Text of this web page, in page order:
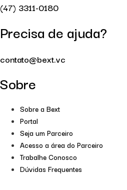
(47) 3311-0180
Precisa de ajuda?
contato@bext.vc
Sobre
Sobre a Bext
Portal
Seja um Parceiro
Acesso a área do Parceiro
Trabalhe Conosco
Dúvidas Frequentes